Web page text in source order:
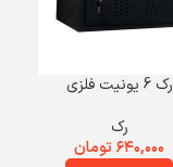
رک 6 یونیت فلزی
رک
۶۴۰,۰۰۰تومان